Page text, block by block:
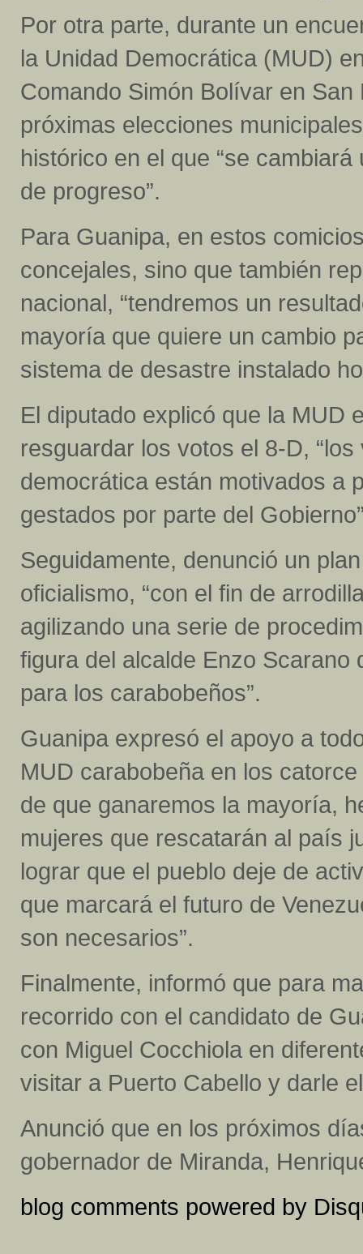
Por otra parte, durante un
la Unidad Democrática (MUD)
Comando Simón Bolívar en
próximas elecciones
histórico en el que “se
de progreso”.
Para Guanipa, en estos
concejales, sino que también
nacional, “tendremos un
mayoría que quiere un cambio
sistema de desastre instalado
El diputado explicó que la MUD
resguardar los votos el 8-D,
democrática están motivados a
gestados por parte del
Seguidamente, denunció un
oficialismo, “con el fin de
agilizando una serie de
figura del alcalde Enzo
para los carabobeños”.
Guanipa expresó el apoyo a
MUD carabobeña en los
de que ganaremos la mayoría,
mujeres que rescatarán al país
lograr que el pueblo deje de
que marcará el futuro de
son necesarios”.
Finalmente, informó que para
recorrido con el candidato de
con Miguel Cocchiola en
visitar a Puerto Cabello y darle
Anunció que en los próximos
gobernador de Miranda,
blog comments powered by